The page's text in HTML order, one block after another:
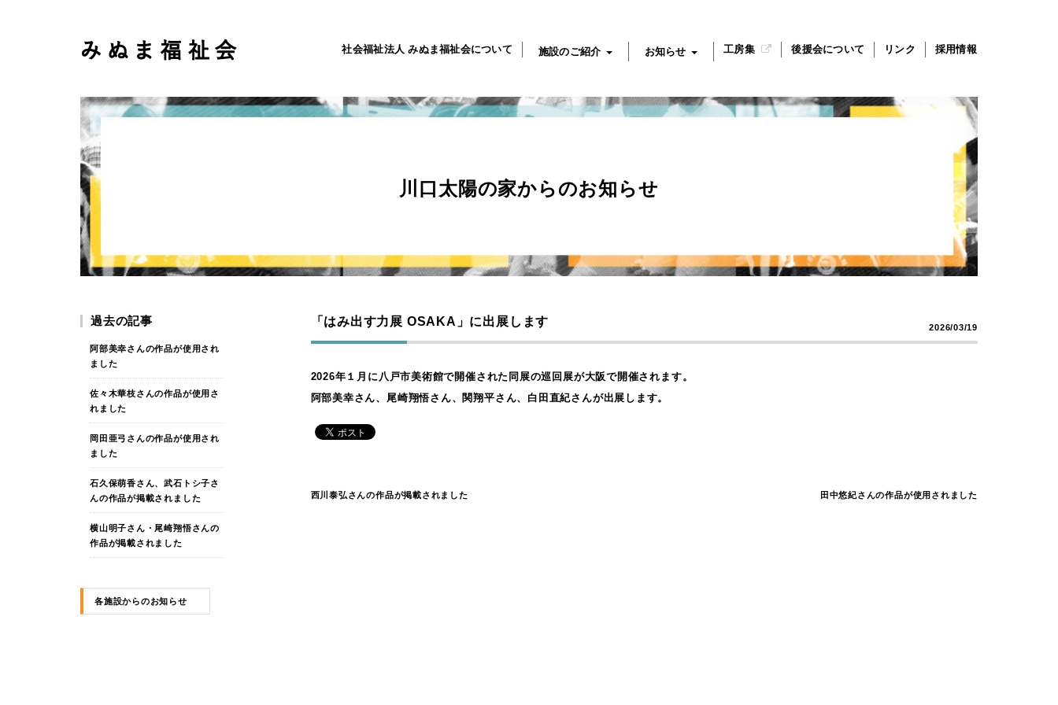
社会福祉法人 みぬま福祉会について 施設のご紹介 お知らせ 工房集 後援会について リンク 採用情報
川口太陽の家からのお知らせ
過去の記事
阿部美幸さんの作品が使用され
ました
佐々木華枝さんの作品が使用さ
れました
岡田亜弓さんの作品が使用され
ました
石久保萌香さん、武石トシ子さ
んの作品が掲載されました
横山明子さん・尾崎翔悟さんの
作品が掲載されました
各施設からのお知らせ
「はみ出す力展 OSAKA」に出展します 2026/03/19
2026年１月に八戸市美術館で開催された同展の巡回展が大阪で開催されます。
阿部美幸さん、尾崎翔悟さん、関翔平さん、白田直紀さんが出展します。
西川泰弘さんの作品が掲載されました 田中悠紀さんの作品が使用されました